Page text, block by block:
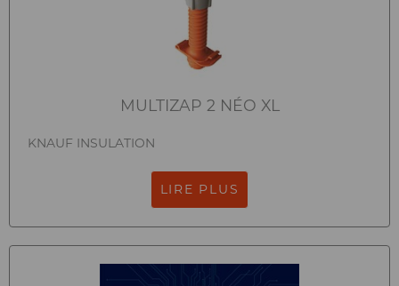
MULTIZAP 2 NÉO XL
KNAUF INSULATION
LIRE PLUS